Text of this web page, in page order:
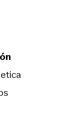
Opens in new